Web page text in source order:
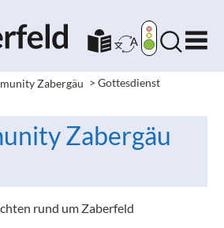
Zabergäu >Gottesdienst
Zabergäu
rund um Zaberfeld